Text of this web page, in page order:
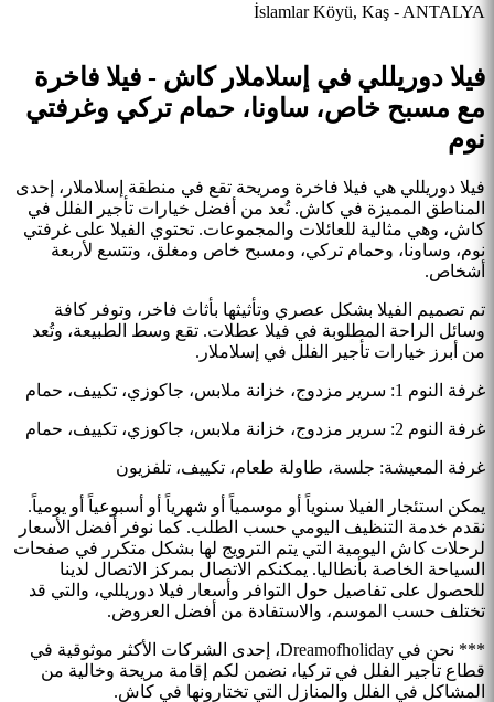
İslamlar Köyü, Kaş - ANTALYA
فيلا دوريللي في إسلاملار كاش - فيلا فاخرة
مع مسبح خاص، ساونا، حمام تركي وغرفتي
نوم
فيلا دوريللي هي فيلا فاخرة ومريحة تقع في منطقة إسلاملار، إحدى
المناطق المميزة في كاش. تُعد من أفضل خيارات تأجير الفلل في
كاش، وهي مثالية للعائلات والمجموعات. تحتوي الفيلا على غرفتي
نوم، وساونا، وحمام تركي، ومسبح خاص ومغلق، وتتسع لأربعة
أشخاص.
تم تصميم الفيلا بشكل عصري وتأثيثها بأثاث فاخر، وتوفر كافة
وسائل الراحة المطلوبة في فيلا عطلات. تقع وسط الطبيعة، وتُعد
من أبرز خيارات تأجير الفلل في إسلاملار.
غرفة النوم 1: سرير مزدوج، خزانة ملابس، جاكوزي، تكييف، حمام
غرفة النوم 2: سرير مزدوج، خزانة ملابس، جاكوزي، تكييف، حمام
غرفة المعيشة: جلسة، طاولة طعام، تكييف، تلفزيون
يمكن استئجار الفيلا سنوياً أو موسمياً أو شهرياً أو أسبوعياً أو يومياً.
نقدم خدمة التنظيف اليومي حسب الطلب. كما نوفر أفضل الأسعار
لرحلات كاش اليومية التي يتم الترويج لها بشكل متكرر في صفحات
السياحة الخاصة بأنطاليا. يمكنكم الاتصال بمركز الاتصال لدينا
للحصول على تفاصيل حول التوافر وأسعار فيلا دوريللي، والتي قد
تختلف حسب الموسم، والاستفادة من أفضل العروض.
*** نحن في Dreamofholiday، إحدى الشركات الأكثر موثوقية في
قطاع تأجير الفلل في تركيا، نضمن لكم إقامة مريحة وخالية من
المشاكل في الفلل والمنازل التي تختارونها في كاش.